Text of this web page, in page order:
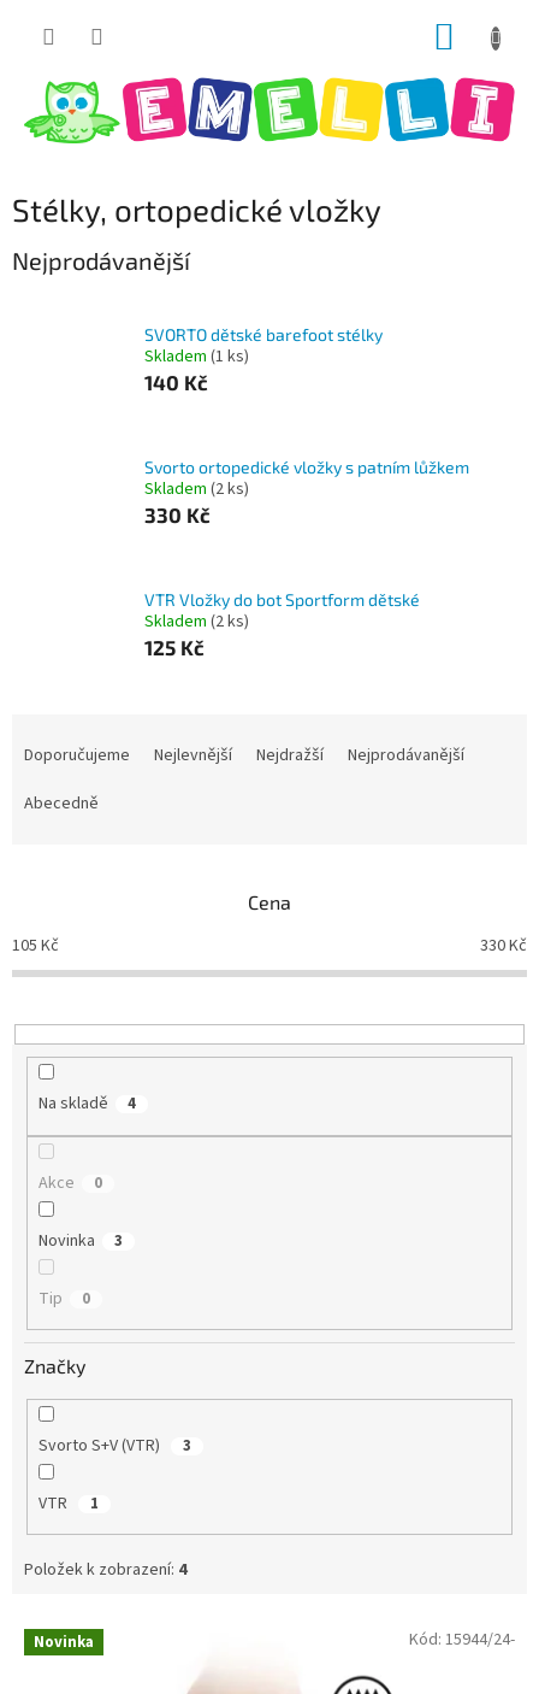
Stélky, ortopedické vložky
Nejprodávanější
SVORTO dětské barefoot stélky
Skladem (1 ks)
140 Kč
Svorto ortopedické vložky s patním lůžkem
Skladem (2 ks)
330 Kč
VTR Vložky do bot Sportform dětské
Skladem (2 ks)
125 Kč
o
d
k
t
Doporučujeme Nejlevnější Nejdražší
Nejprodávanější
Abecedně
Cena
105 Kč 330Kč
Na skladě 4
Akce 0
Novinka 3
Tip 0
Značky
Svorto S+V (VTR) 3
VTR 1
Položek k zobrazení: 4
V Novinka Kód: 15944/24-